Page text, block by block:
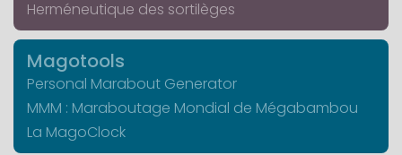
Herméneutique des sortilèges
Magotools
Personal Marabout Generator
MMM : Maraboutage Mondial de Mégabambou
La MagoClock